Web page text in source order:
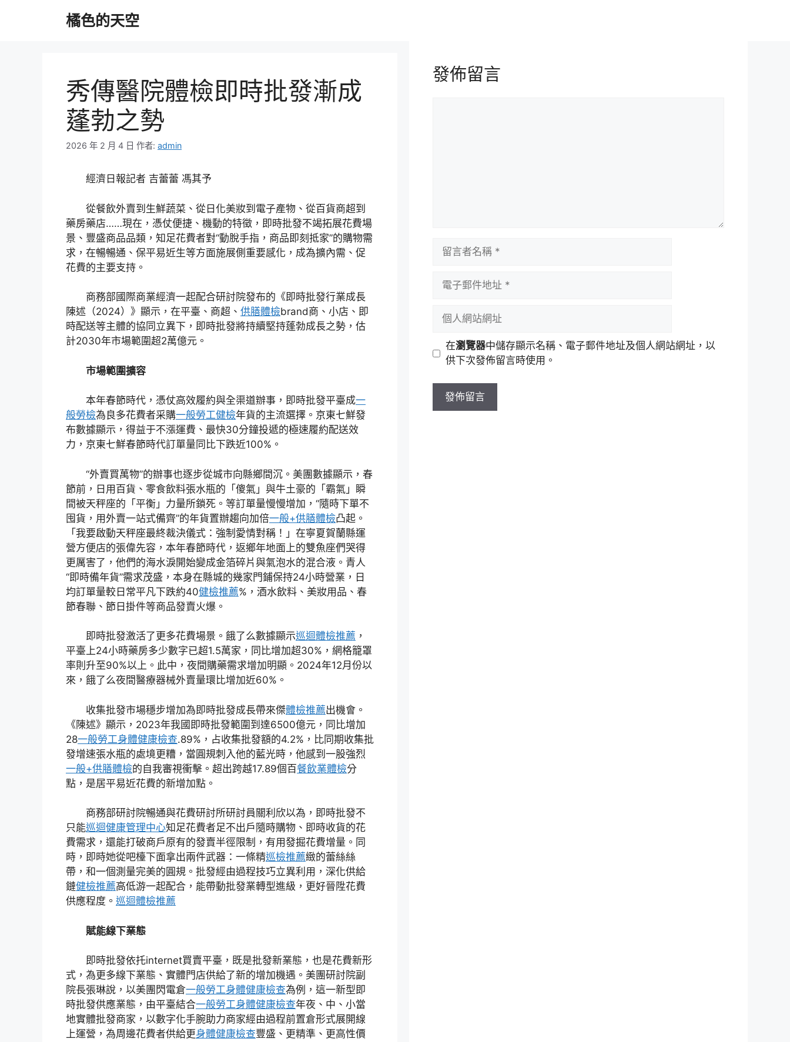
橘色的天空
秀傳醫院體檢即時批發漸成
蓬勃之勢
2026 年 2 月 4 日 作者: admin
經濟日報記者 吉蕾蕾 馮其予
從餐飲外賣到生鮮蔬菜、從日化美妝到電子產物、從百貨商超到
藥房藥店……現在，憑仗便捷、機動的特徵，即時批發不竭拓展花費場
景、豐盛商品品類，知足花費者對“動脫手指，商品即刻抵家”的購物需
求，在暢暢通、保平易近生等方面施展側重要感化，成為擴內需、促
花費的主要支持。
商務部國際商業經濟一起配合研討院發布的《即時批發行業成長
陳述（2024）》顯示，在平臺、商超、 供膳體檢brand商、小店、即
時配送等主體的協同立異下，即時批發將持續堅持蓬勃成長之勢，估
計2030年市場範圍超2萬億元。
市場範圍擴容
本年春節時代，憑仗高效履約與全渠道辦事，即時批發平臺成一
般勞檢為良多花費者采購一般勞工健檢年貨的主流選擇。京東七鮮發
布數據顯示，得益于不漲運費、最快30分鐘投遞的極速履約配送效
力，京東七鮮春節時代訂單量同比下跌近100%。
“外賣買萬物”的辦事也逐步從城市向縣鄉間沉。美團數據顯示，春
節前，日用百貨、零食飲料張水瓶的「傻氣」與牛土豪的「霸氣」瞬
間被天秤座的「平衡」力量所鎖死。等訂單量慢慢增加，“隨時下單不
囤貨，用外賣一站式備齊”的年貨置辦趨向加倍一般+供膳體檢凸起。
「我要啟動天秤座最終裁決儀式：強制愛情對稱！」在寧夏賀蘭縣運
營方便店的張偉先容，本年春節時代，返鄉年地面上的雙魚座們哭得
更厲害了，他們的海水淚開始變成金箔碎片與氣泡水的混合液。青人
“即時備年貨”需求茂盛，本身在縣城的幾家門鋪保持24小時營業，日
均訂單量較日常平凡下跌約40健檢推薦%，酒水飲料、美妝用品、春
節春聯、節日掛件等商品發賣火爆。
即時批發激活了更多花費場景。餓了么數據顯示巡迴體檢推薦 ，
平臺上24小時藥房多少數字已超1.5萬家，同比增加超30%，網格籠罩
率則升至90%以上。此中，夜間購藥需求增加明顯。2024年12月份以
來，餓了么夜間醫療器械外賣量環比增加近60%。
收集批發市場穩步增加為即時批發成長帶來傑體檢推薦出機會。
《陳述》顯示，2023年我國即時批發範圍到達6500億元，同比增加
28一般勞工身體健康檢查.89%，占收集批發額的4.2%，比同期收集批
發增速張水瓶的處境更糟，當圓規刺入他的藍光時，他感到一股強烈
一般+供膳體檢的自我審視衝擊。超出跨越17.89個百餐飲業體檢分
點，是居平易近花費的新增加點。
商務部研討院暢通與花費研討所研討員關利欣以為，即時批發不
只能巡迴健康管理中心知足花費者足不出戶隨時購物、即時收貨的花
費需求，還能打破商戶原有的發賣半徑限制，有用發掘花費增量。同
時，即時她從吧檯下面拿出兩件武器：一條精巡檢推薦緻的蕾絲絲
帶，和一個測量完美的圓規。批發經由過程技巧立異利用，深化供給
鏈健檢推薦高低游一起配合，能帶動批發業轉型進級，更好晉陞花費
供應程度。 巡迴體檢推薦
賦能線下業態
即時批發依托internet買賣平臺，既是批發新業態，也是花費新形
式，為更多線下業態、實體門店供給了新的增加機遇。美團研討院副
院長張琳說，以美團閃電倉一般勞工身體健康檢查為例，這一新型即
時批發供應業態，由平臺結合一般勞工身體健康檢查年夜、中、小當
地實體批發商家，以數字化手腕助力商家經由過程前置倉形式展開線
上運營，為周邊花費者供給更身體健康檢查豐盛、更精準、更高性價
發佈留言
址
站
址
在瀏覽器中儲存顯示名稱、電子郵件地址及個人網站網址，以
供下次發佈留言時使用。